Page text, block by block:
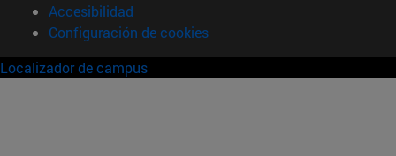
Accesibilidad
Configuración de cookies
Localizador de campus